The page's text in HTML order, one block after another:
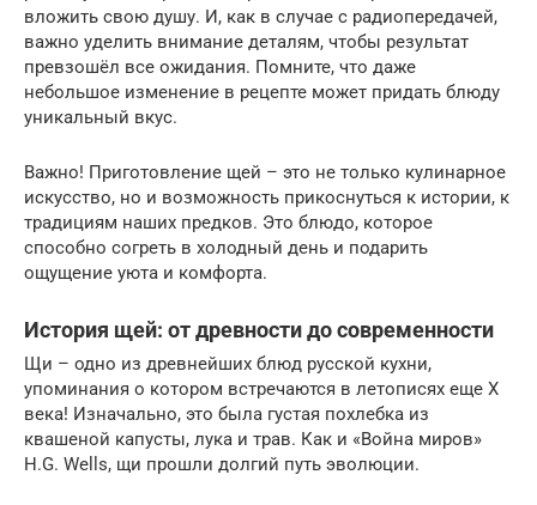
вложить свою душу. И, как в случае с радиопередачей,
важно уделить внимание деталям, чтобы результат
превзошёл все ожидания. Помните, что даже
небольшое изменение в рецепте может придать блюду
уникальный вкус.
Важно! Приготовление щей – это не только кулинарное
искусство, но и возможность прикоснуться к истории, к
традициям наших предков. Это блюдо, которое
способно согреть в холодный день и подарить
ощущение уюта и комфорта.
История щей: от древности до современности
Щи – одно из древнейших блюд русской кухни,
упоминания о котором встречаются в летописях еще X
века! Изначально, это была густая похлебка из
квашеной капусты, лука и трав. Как и «Война миров»
H.G. Wells, щи прошли долгий путь эволюции.